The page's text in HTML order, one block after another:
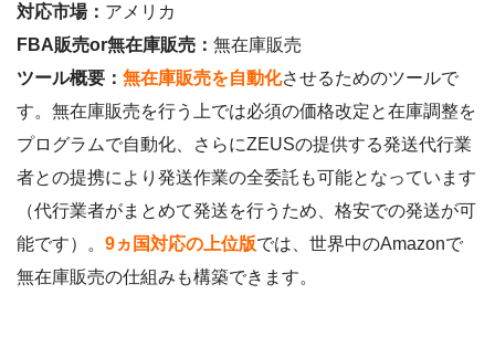
対応市場： アメリカ
FBA販売or無在庫販売： 無在庫販売
ツール概要： 無在庫販売を自動化させるためのツールで
す。無在庫販売を行う上では必須の価格改定と在庫調整を
プログラムで自動化、さらにZEUSの提供する発送代行業
者との提携により発送作業の全委託も可能となっています
（代行業者がまとめて発送を行うため、格安での発送が可
能です）。 9ヵ国対応の上位版では、世界中のAmazonで
無在庫販売の仕組みも構築できます。